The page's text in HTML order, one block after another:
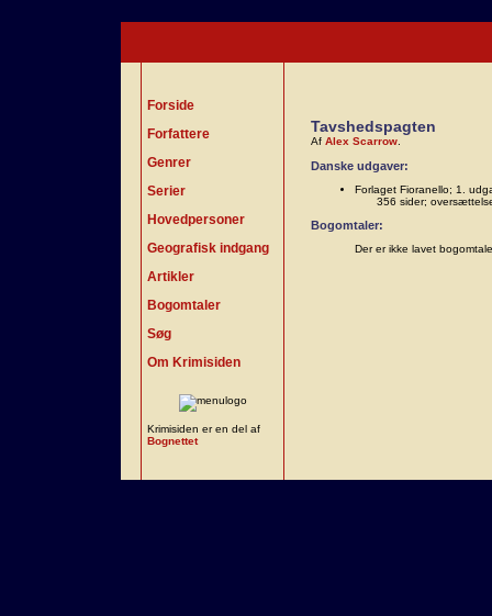
Forside
Forfattere
Genrer
Serier
Hovedpersoner
Geografisk indgang
Artikler
Bogomtaler
Søg
Om Krimisiden
Krimisiden er en del af
Bognettet
Tavshedspagten
Af Alex Scarrow
Danske udgaver:
Forlaget Fioranello; 1.
356 sider;
Bogomtaler:
Der er ikke lavet